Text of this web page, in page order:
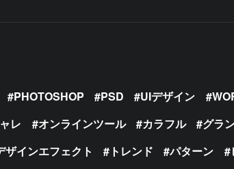
PHOTOSHOP PSD UIデザイン
レ オンラインツール カラフル グラ
ザインエフェクト トレンド パターン